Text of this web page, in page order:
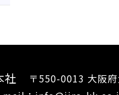
社 〒550-0013 大阪